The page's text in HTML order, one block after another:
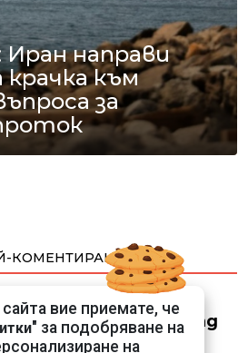
направи
крачка към
за
КОМЕНТИРАНИ
Смарт оферти с до
90% отстъпка за над
150 устройства от
вие приемате, че
" за подобряване на
на